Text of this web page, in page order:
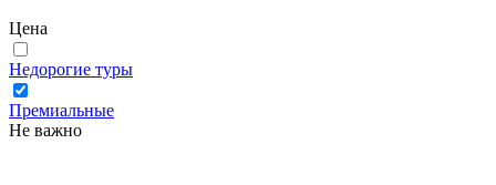
Цена
Недорогие туры
Премиальные
Не важно